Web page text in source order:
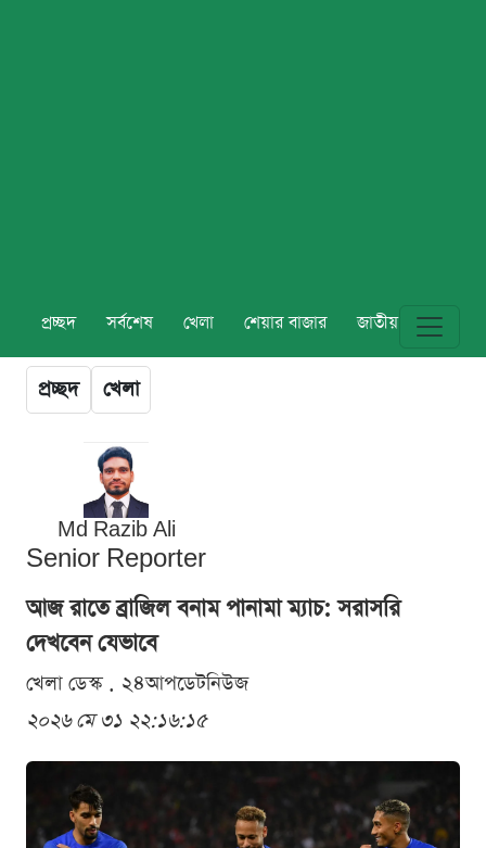
প্রচ্ছদ সর্বশেষ খেলা শেয়ার বাজার জাতীয় বিশ্ব
প্রচ্ছদ খেলা
Md Razib Ali
Senior Reporter
আজ রাতে ব্রাজিল বনাম পানামা ম্যাচ: সরাসরি
দেখবেন যেভাবে
খেলা ডেস্ক . ২৪আপডেটনিউজ
২০২৬ মে ৩১ ২২:১৬:১৫